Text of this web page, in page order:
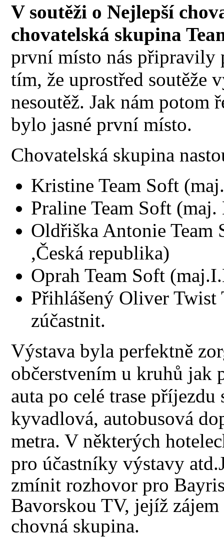
V soutěži o Nejlepší
chovatelská skupina
první místo nás připravily
tím, že uprostřed soutěže
nesoutěž. Jak nám
bylo jasné první místo.
Chovatelská skupina
Kristine Team Soft
Praline Team Soft
Oldřiška Antonie Team
,Česká republika)
Oprah Team Soft
Přihlášený Oliver Twist
zúčastnit.
Výstava byla perfektně
občerstvením u kruhů jak
auta po celé trase
kyvadlová, autobusová
metra. V některých
pro účastníky výstavy atd.
zmínit rozhovor pro
Bavorskou TV, jejíž
chovná skupina.